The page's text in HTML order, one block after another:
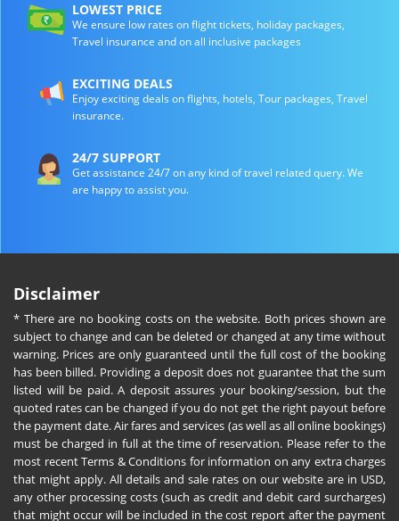
LOWEST PRICE
We ensure low rates on flight tickets, holiday packages,
Travel insurance and on all inclusive packages
EXCITING DEALS
Enjoy exciting deals on flights, hotels, Tour packages, Travel
insurance.
24/7 SUPPORT
Get assistance 24/7 on any kind of travel related query. We
are happy to assist you.
Disclaimer
* There are no booking costs on the website. Both prices shown are
subject to change and can be deleted or changed at any time without
warning. Prices are only guaranteed until the full cost of the booking
has been billed. Providing a deposit does not guarantee that the sum
listed will be paid. A deposit assures your booking/session, but the
quoted rates can be changed if you do not get the right payout before
the payment date. Air fares and services (as well as all online bookings)
must be charged in full at the time of reservation. Please refer to the
most recent Terms & Conditions for information on any extra charges
that might apply. All details and sale rates on our website are in USD,
any other processing costs (such as credit and debit card surcharges)
that might occur will be included in the cost report after the payment